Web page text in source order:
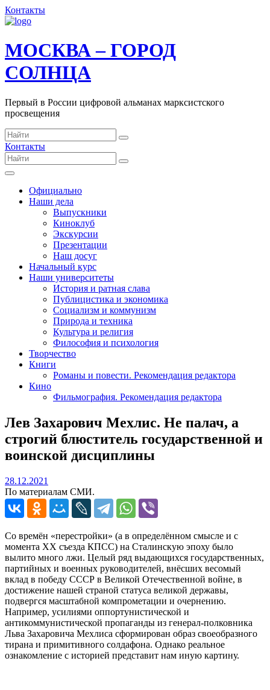
Контакты
МОСКВА – ГОРОД
СОЛНЦА
Первый в России цифровой альманах марксистского
просвещения
Контакты
Официально
Наши дела
Выпускники
Киноклуб
Экскурсии
Презентации
Наш досуг
Начальный курс
Наши университеты
История и ратная слава
Публицистика и экономика
Социализм и коммунизм
Природа и техника
Культура и религия
Философия и психология
Творчество
Книги
Романы и повести. Рекомендация редактора
Кино
Фильмография. Рекомендация редактора
Лев Захарович Мехлис. Не палач, а
строгий блюститель государственной и
воинской дисциплины
28.12.2021
По материалам СМИ.
Со времён «перестройки» (а в определённом смысле и с
момента XX съезда КПСС) на Сталинскую эпоху было
вылито много лжи. Целый ряд выдающихся государственных,
партийных и военных руководителей, внёсших весомый
вклад в победу СССР в Великой Отечественной войне, в
достижение нашей страной статуса великой державы,
подвергся масштабной компрометации и очернению.
Например, усилиями оппортунистической и
антикоммунистической пропаганды из генерал-полковника
Льва Захаровича Мехлиса сформирован образ своеобразного
тирана и примитивного солдафона. Однако реальное
ознакомление с историей представит нам иную картину.